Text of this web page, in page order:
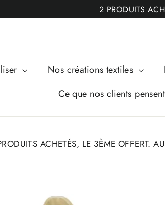
2 PRODUITS
Nos créations textiles
Ce que nos clients
ACHETÉS, LE 3ÈME OFFERT.